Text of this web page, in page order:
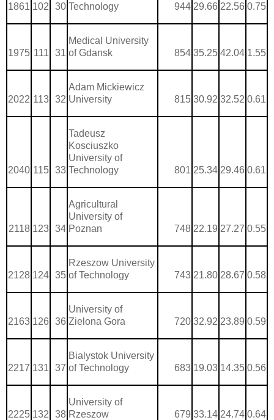
1861 102 30 Technology
944 29.66 22.56 0.75
1975 111 31
Medical University
of Gdansk
854 35.25 42.04 1.55
2022 113 32
Adam Mickiewicz
University
815 30.92 32.52 0.61
2040 115 33
Tadeusz
Kosciuszko
University of
Technology
801 25.34 29.46 0.61
2118 123 34
Agricultural
University of
Poznan
748 22.19 27.27 0.55
2128 124 35
Rzeszow University
of Technology
743 21.80 28.67 0.58
2163 126 36
University of
Zielona Gora
720 32.92 23.89 0.59
2217 131 37
Bialystok University
of Technology
683 19.03 14.35 0.56
2225 132 38
University of
Rzeszow
679 33.14 24.74 0.64